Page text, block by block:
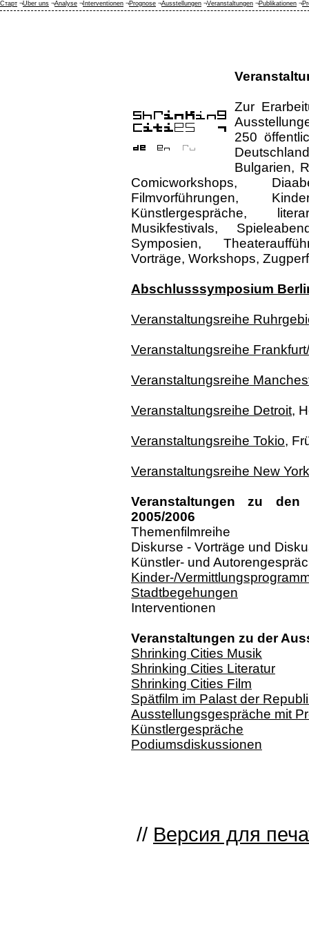
Zur
250
Bulgarien,
Comicworkshops,
Filmvorführungen,
Künstlergespräche,
Musikfestivals,
Symposien,
Vorträge, Workshops,
Abschlusssymposium
Veranstaltungsreihe
Veranstaltungsreihe
Veranstaltungsreihe
Veranstaltungsreihe Detroit,
Veranstaltungsreihe Tokio,
Veranstaltungsreihe New York
Veranstaltungen zu
2005/2006
Themenfilmreihe
Diskurse - Vorträge und
Künstler- und
Kinder-/
Stadtbegehungen
Interventionen
Veranstaltungen zu der
Shrinking Cities Musik
Shrinking Cities Literatur
Shrinking Cities Film
Spätfilm im Palast der
Ausstellungsgespräche mit
Künstlergespräche
Podiumsdiskussionen
// Версия для
Старт ¬Über uns ¬Analyse ¬ Interventionen ¬Prognose ¬Ausstellungen ¬Veranstaltungen ¬Publikationen ¬